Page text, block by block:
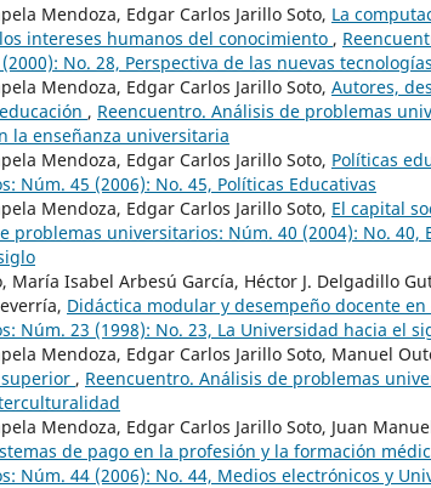
Mendoza, Edgar Carlos Jarillo Soto, La
intereses humanos del conocimiento ,
No. 28, Perspectiva de las nuevas
Mendoza, Edgar Carlos Jarillo Soto, Autores,
, Reencuentro. Análisis de problemas
la enseñanza universitaria
Mendoza, Edgar Carlos Jarillo Soto, Políticas
Núm. 45 (2006): No. 45, Políticas Educativas
Mendoza, Edgar Carlos Jarillo Soto, El capital
problemas universitarios: Núm. 40 (2004): No. 40,
María Isabel Arbesú García, Héctor J. Delgadillo
Didáctica modular y desempeño docente en
Núm. 23 (1998): No. 23, La Universidad hacia el
Mendoza, Edgar Carlos Jarillo Soto, Manuel
, Reencuentro. Análisis de problemas
Mendoza, Edgar Carlos Jarillo Soto, Juan
de pago en la profesión y la formación
Núm. 44 (2006): No. 44, Medios electrónicos y